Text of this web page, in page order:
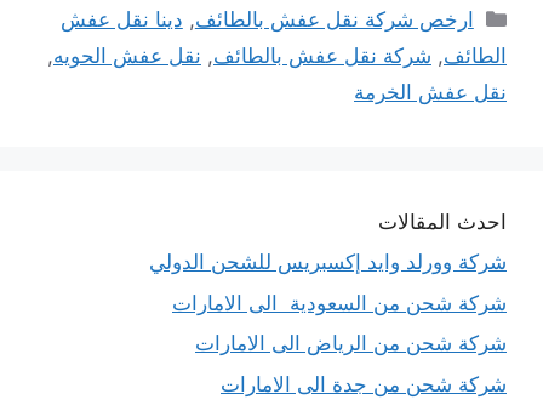
التصنيفات
ارخص شركة نقل عفش بالطائف, دينا نقل عفش
الطائف, شركة نقل عفش بالطائف, نقل عفش الحويه,
نقل عفش الخرمة
احدث المقالات
شركة وورلد وايد إكسبريس للشحن الدولي
شركة شحن من السعودية الى الامارات
شركة شحن من الرياض الى الامارات
شركة شحن من جدة الى الامارات